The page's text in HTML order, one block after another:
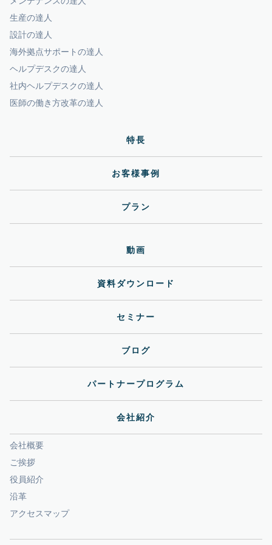
生産の達人
設計の達人
海外拠点サポートの達人
ヘルプデスクの達人
社内ヘルプデスクの達人
医師の働き方改革の達人
特長
お客様事例
プラン
動画
資料ダウンロード
セミナー
ブログ
パートナープログラム
会社紹介
会社概要
ご挨拶
役員紹介
沿革
アクセスマップ